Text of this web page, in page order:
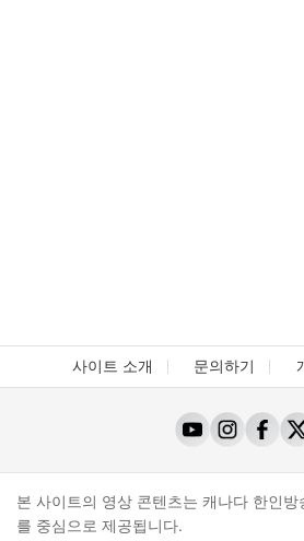
사이트 소개 문의하기
본 사이트의 영상 콘텐츠는 캐나다 한인
를 중심으로 제공됩니다.